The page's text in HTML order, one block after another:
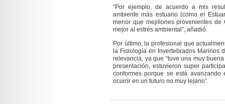
“Por ejemplo, de acuerdo a mis
ambiente más estuario (como el
menor que mejillones provenientes
mejor al estrés ambiental”, añadió.
Por último, la profesional que
la Fisiología en Invertebrados Marinos
relevancia, ya que “tuve una muy
presentación, estuvieron super
conformes porque se está
ocurrir en un futuro no muy lejano”.